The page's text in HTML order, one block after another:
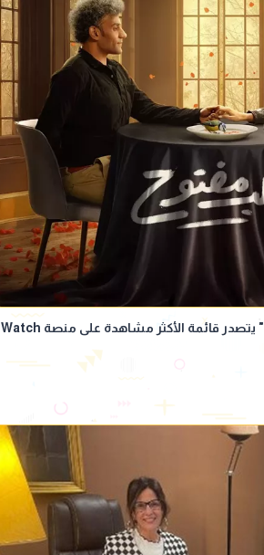
مسلسل المايكرو دراما "قلب مفتوح" يتصدر قائمة الأكثر مشاهدة على منصة Watch